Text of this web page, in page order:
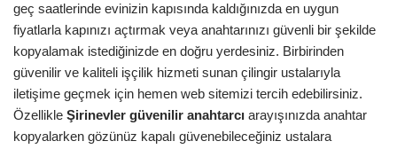
geç saatlerinde evinizin kapısında kaldığınızda en uygun
fiyatlarla kapınızı açtırmak veya anahtarınızı güvenli bir şekilde
kopyalamak istediğinizde en doğru yerdesiniz. Birbirinden
güvenilir ve kaliteli işçilik hizmeti sunan çilingir ustalarıyla
iletişime geçmek için hemen web sitemizi tercih edebilirsiniz.
Özellikle Şirinevler güvenilir anahtarcı arayışınızda anahtar
kopyalarken gözünüz kapalı güvenebileceğiniz ustalara